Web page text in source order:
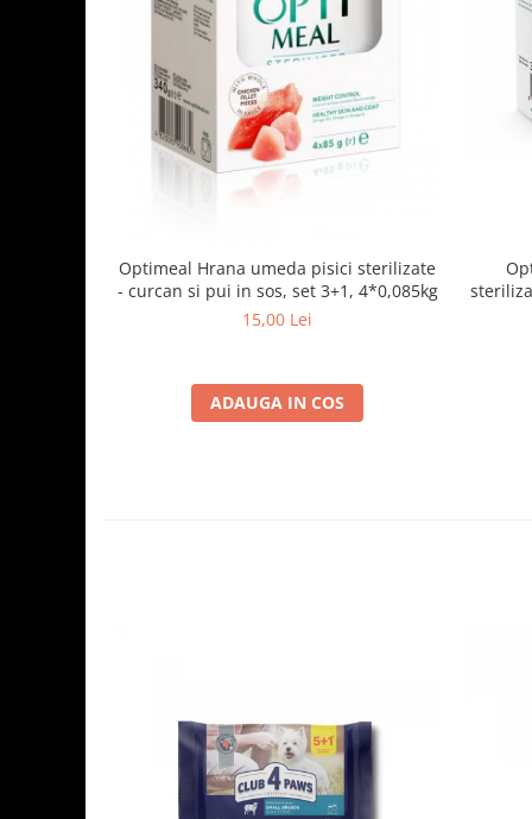
Optimeal Hrana umeda pisici sterilizate
- curcan si pui in sos, set 3+1, 4*0,085kg
15,00 Lei
ADAUGA IN COS